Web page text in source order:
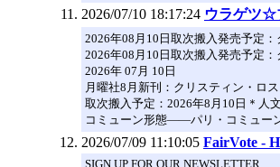
2026/07/10 18:17:24 ウラゲツ☆
2026年08月10日取次搬入発売予定
2026年08月10日取次搬入発売予定
2026年 07月 10日
月曜社8月新刊：クリスティン・ロ
取次搬入予定：2026年8月10日＊人
コミューン形態――パリ・コミュー
2026/07/09 11:10:05 FairVote -
SIGN UP FOR OUR NEWSLETTER